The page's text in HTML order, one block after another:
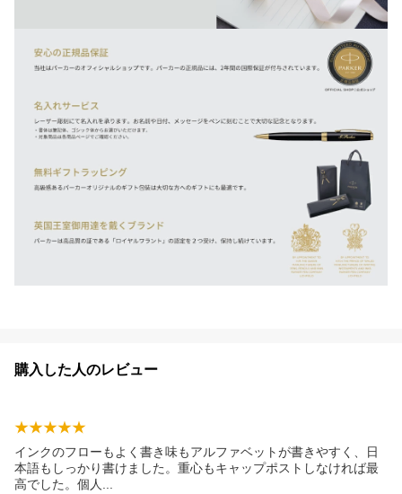
購入した人のレビュー
インクのフローもよく書き味もアルファベットが書きやすく、日
本語もしっかり書けました。重心もキャップポストしなければ最
高でした。個 人